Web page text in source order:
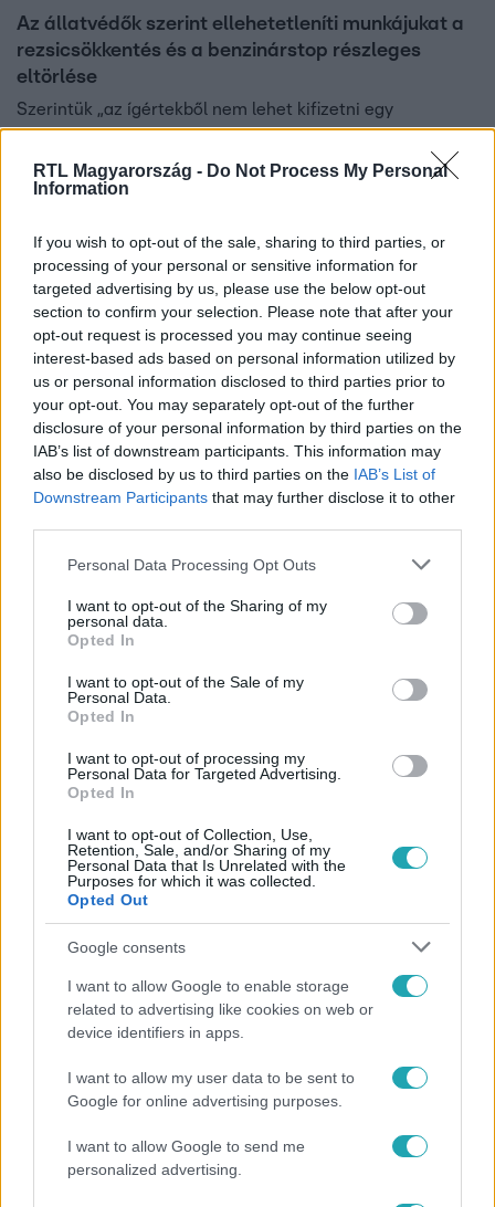
RTL Magyarország - Do Not Process My Personal
Information
If you wish to opt-out of the sale, sharing to third parties, or
processing of your personal or sensitive information for
targeted advertising by us, please use the below opt-out
section to confirm your selection. Please note that after your
opt-out request is processed you may continue seeing
interest-based ads based on personal information utilized by
us or personal information disclosed to third parties prior to
your opt-out. You may separately opt-out of the further
disclosure of your personal information by third parties on the
IAB’s list of downstream participants. This information may
also be disclosed by us to third parties on the IAB’s List of
Downstream Participants that may further disclose it to other
Please note that this website/app uses one or more Google
not limited to your visit or usage behaviour. You may click to
grant or deny consent to Google and its third-party tags to
use your data for below specified purposes in below Google
consent section.
Personal Data Processing Opt Outs
I want to opt-out of the Sharing of my
personal data.
Opted In
I want to opt-out of the Sale of my
Personal Data.
Opted In
I want to opt-out of processing my
Personal Data for Targeted Advertising.
Opted In
I want to opt-out of Collection, Use,
Retention, Sale, and/or Sharing of my
Personal Data that Is Unrelated with the
Purposes for which it was collected.
Opted Out
Google consents
I want to allow Google to enable storage
related to advertising like cookies on web or
device identifiers in apps.
I want to allow my user data to be sent to
Google for online advertising purposes.
I want to allow Google to send me
personalized advertising.
Az állatvédők szerint ellehetetleníti munkájukat a
rezsicsökkentés és a benzinárstop részleges
eltörlése
Szerintük „az ígértekből nem lehet kifizetni egy
megkínzott állat több százezer forintos állatorvosi
számláját”.
6:55
Fókusz
2022. június 6. 14:35
„A legnagyobb tévhit, hogy a róka olyan, mint a
kutya” – így élnek a mentett ravaszdik
lengyel prémfarmokról is érkeztek hozzá állatok. Mindent
tud róluk, és állandó gondoskodással igyekszik kialakítani
szorosabb köteléket.
Belföld
2021. december 26. 8:27
Bántalmazott kutyát vett magához a Magyar
Honvédség